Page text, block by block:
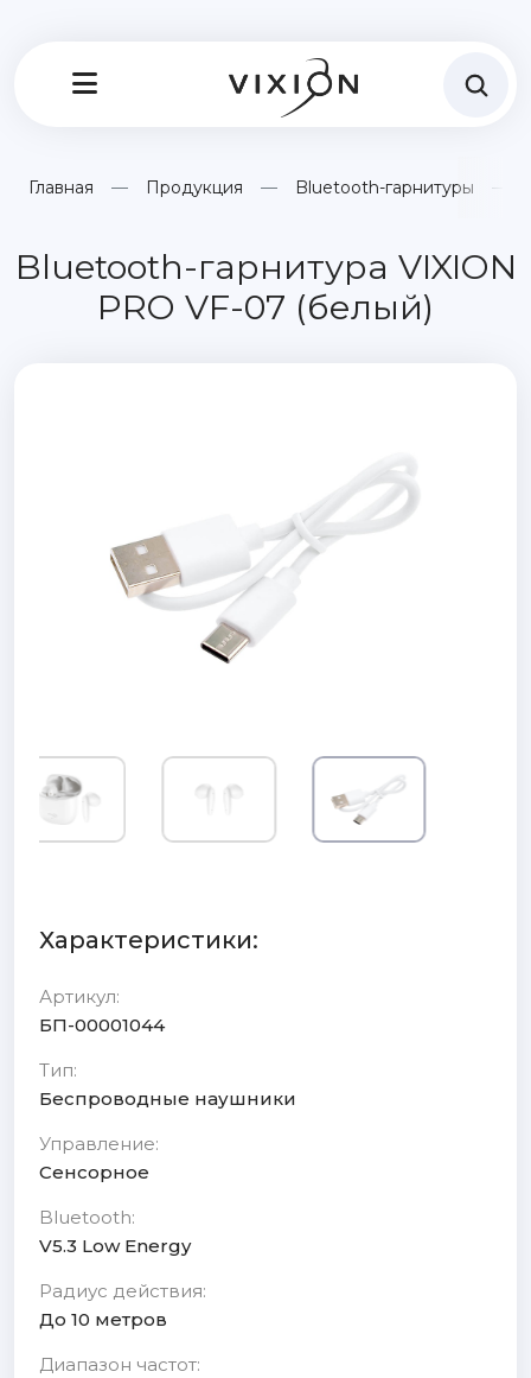
Главная Продукция Bluetooth-гарнитуры
Bluetooth-гарнитура VIXION
PRO VF-07 (белый)
Характеристики:
Артикул:
БП-00001044
Тип:
Беспроводные наушники
Управление:
Сенсорное
Bluetooth:
V5.3 Low Energy
Радиус действия:
До 10 метров
Диапазон частот: